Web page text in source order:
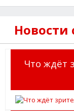
Новости
Что ждёт